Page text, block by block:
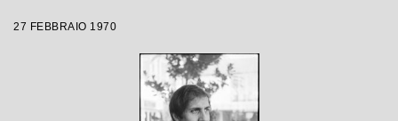
27 FEBBRAIO 1970